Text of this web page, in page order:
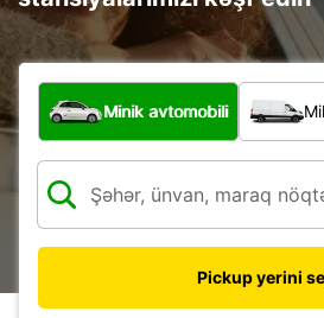
Hansı növ nəqliyyat vasitəsi?
Minik avtomobili
Pickup yerini